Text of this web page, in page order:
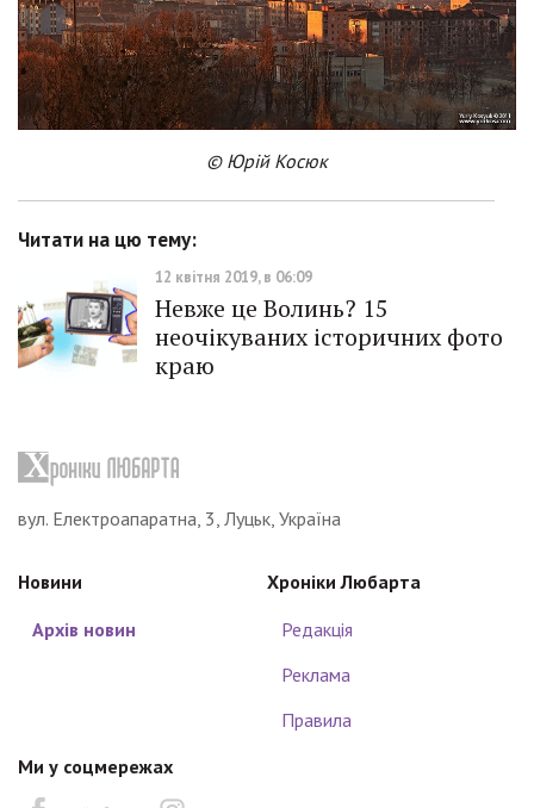
© Юрій Косюк
Читати на цю тему:
12 квітня 2019, в 06:09
Невже це Волинь? 15
неочікуваних історичних фото
краю
вул. Електроапаратна, 3, Луцьк, Україна
Новини
Архів новин
Хроніки Любарта
Редакція
Реклама
Правила
Ми у соцмережах